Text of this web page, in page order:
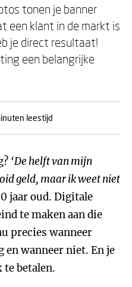
tonen je banner
een klant in de markt is
je direct resultaat!
een belangrijke
leestijd
‘De helft van mijn
geld, maar ik weet niet
jaar oud. Digitale
te maken aan die
precies wanneer
wanneer niet. En je
te betalen.